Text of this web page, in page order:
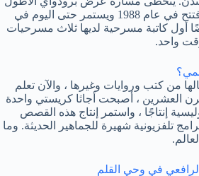
، “فانتوم الأوبرا” ، والذي افتتح في عام 1988 ويستمر حتى اليوم في
أول كاتبة مسرحية لديها ثلاث مسرحيات
من كتب وروايات وغيرها ، والآن تعلم
العشرين ، أصبحت أجاثا كريستي واحدة
إنتاجًا ، واستمر إنتاج هذه القصص
تلفزيونية شهيرة للجماهير الحديثة. وما
في وحي القلم